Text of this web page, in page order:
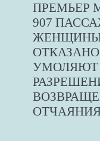
ПРЕМЬЕР
907
ЖЕНЩИНЫ
УМОЛЯЮТ